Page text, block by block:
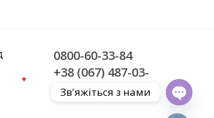
0800-60-33-84
+38 (067) 487-03-
44
Зв'яжіться з нами
Open